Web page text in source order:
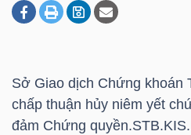
Sở Giao dịch Chứng khoán
chấp thuận hủy niêm yết
đảm Chứng